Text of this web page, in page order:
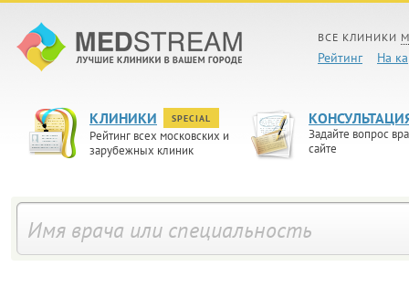
ВСЕ КЛИНИКИ
Рейтинг На
КЛИНИКИ SPECIAL
Рейтинг всех московских и
зарубежных клиник
Задайте вопрос
сайте